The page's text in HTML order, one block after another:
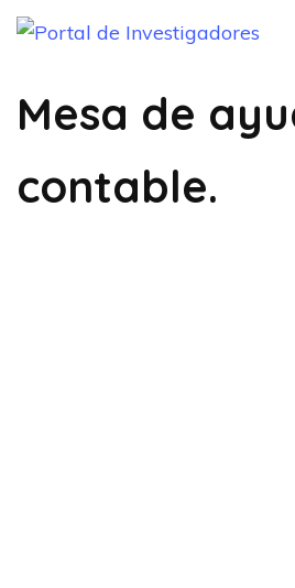
Saltar
(presiona
tecla
Intro)
Mesa de
contable.